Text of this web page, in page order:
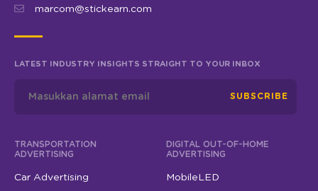
marcom@stickearn.com
LATEST INDUSTRY INSIGHTS STRAIGHT TO YOUR INBOX
SUBSCRIBE
TRANSPORTATION
ADVERTISING
Car Advertising
DIGITAL OUT-OF-HOME
ADVERTISING
MobileLED